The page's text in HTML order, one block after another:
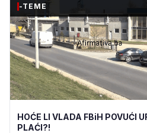
-TEME
HOĆE LI VLADA FBiH POVUĆI
PLAĆI?!